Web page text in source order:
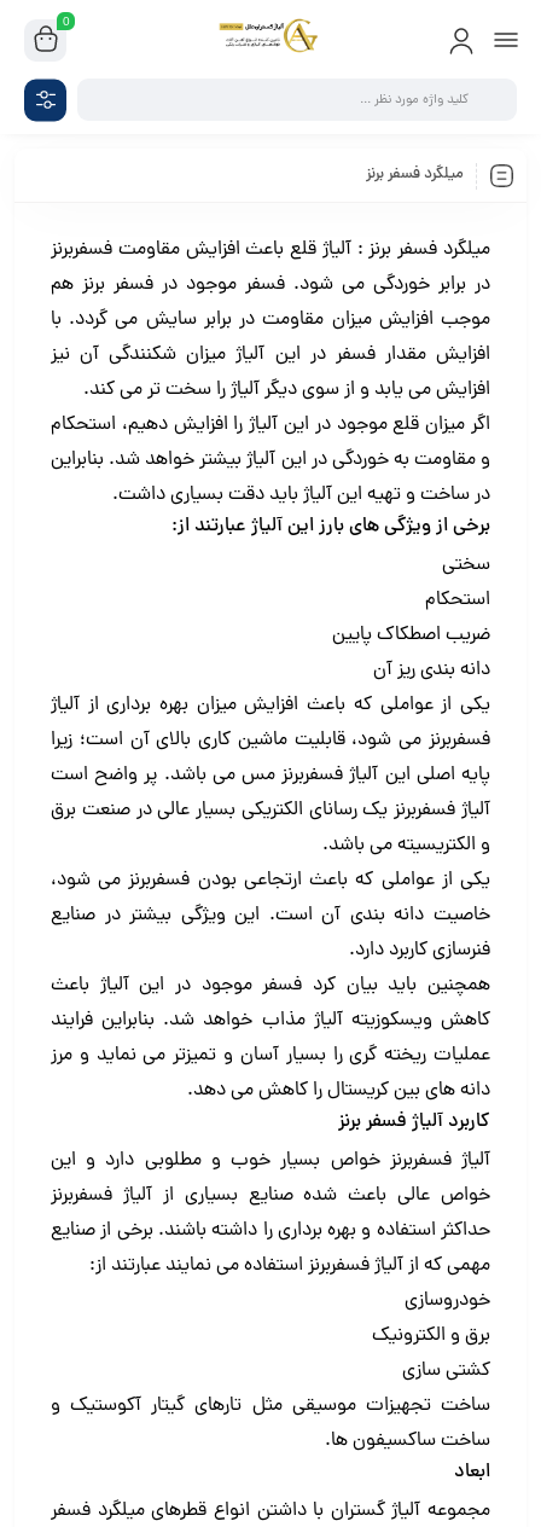
0
میلگرد فسفر برنز
میلگرد فسفر برنز : آلیاژ قلع باعث افزایش مقاومت فسفربرنز
در برابر خوردگی می شود. فسفر موجود در فسفر برنز هم
موجب افزایش میزان مقاومت در برابر سایش می گردد. با
افزایش مقدار فسفر در این آلیاژ میزان شکنندگی آن نیز
افزایش می یابد و از سوی دیگر آلیاژ را سخت تر می کند.
اگر میزان قلع موجود در این آلیاژ را افزایش دهیم، استحکام
و مقاومت به خوردگی در این آلیاژ بیشتر خواهد شد. بنابراین
در ساخت و تهیه این آلیاژ باید دقت بسیاری داشت.
برخی از ویژگی های بارز این آلیاژ عبارتند از:
سختی
استحکام
ضریب اصطکاک پایین
دانه بندی ریز آن
یکی از عواملی که باعث افزایش میزان بهره برداری از آلیاژ
فسفربرنز می شود، قابلیت ماشین کاری بالای آن است؛ زیرا
پایه اصلی این آلیاژ فسفربرنز مس می باشد. پر واضح است
آلیاژ فسفربرنز یک رسانای الکتریکی بسیار عالی در صنعت برق
و الکتریسیته می باشد.
یکی از عواملی که باعث ارتجاعی بودن فسفربرنز می شود،
خاصیت دانه بندی آن است. این ویژگی بیشتر در صنایع
فنرسازی کاربرد دارد.
همچنین باید بیان کرد فسفر موجود در این آلیاژ باعث
کاهش ویسکوزیته آلیاژ مذاب خواهد شد. بنابراین فرایند
عملیات ریخته گری را بسیار آسان و تمیزتر می نماید و مرز
دانه های بین کریستال را کاهش می دهد.
کاربرد آلیاژ فسفر برنز
آلیاژ فسفربرنز خواص بسیار خوب و مطلوبی دارد و این
خواص عالی باعث شده صنایع بسیاری از آلیاژ فسفربرنز
حداکثر استفاده و بهره برداری را داشته باشند. برخی از صنایع
مهمی که از آلیاژ فسفربرنز استفاده می نمایند عبارتند از:
خودروسازی
برق و الکترونیک
کشتی سازی
ساخت تجهیزات موسیقی مثل تارهای گیتار آکوستیک و
ساخت ساکسیفون ها.
ابعاد
مجموعه آلیاژ گستران با داشتن انواع قطرهای میلگرد فسفر